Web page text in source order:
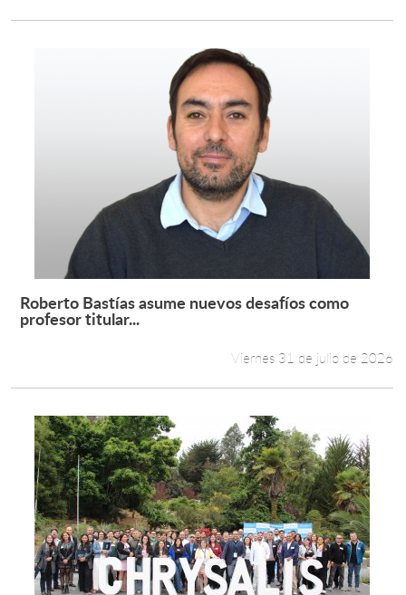
Leer más +
Roberto Bastías asume nuevos desafíos como
profesor titular...
Viernes 31 de julio de 2026